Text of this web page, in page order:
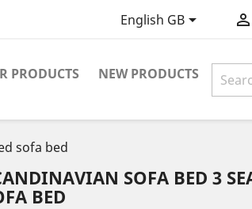
English GB 
PRODUCTS NEW PRODUCTS
sofa bed
SOFA BED 3
BED